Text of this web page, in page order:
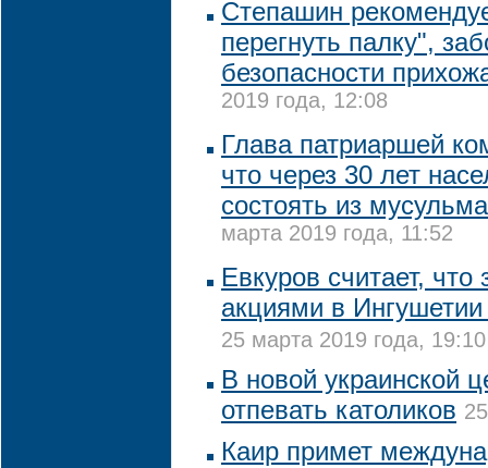
Степашин
перегнуть палку",
безопасности
2019 года, 12:08
Глава патриаршей
что через 30 лет
состоять из
марта 2019 года, 11:52
Евкуров считает,
акциями в Ингушетии
25 марта 2019 года, 19:10
В новой украинской
отпевать католиков
Каир примет